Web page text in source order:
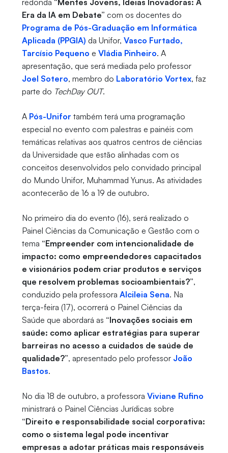
redonda “Mentes Jovens, Ideias Inovadoras: A
Era da IA em Debate” com os docentes do
Programa de Pós-Graduação em Informática
Aplicada (PPGIA) da Unifor, Vasco Furtado,
Tarcísio Pequeno e Vládia Pinheiro. A
apresentação, que será mediada pelo professor
Joel Sotero, membro do Laboratório Vortex, faz
parte do TechDay OUT.
A Pós-Unifor também terá uma programação
especial no evento com palestras e painéis com
temáticas relativas aos quatros centros de ciências
da Universidade que estão alinhadas com os
conceitos desenvolvidos pelo convidado principal
do Mundo Unifor, Muhammad Yunus. As atividades
acontecerão de 16 a 19 de outubro.
No primeiro dia do evento (16), será realizado o
Painel Ciências da Comunicação e Gestão com o
tema “Empreender com intencionalidade de
impacto: como empreendedores capacitados
e visionários podem criar produtos e serviços
que resolvem problemas socioambientais?”,
conduzido pela professora Alcileia Sena. Na
terça-feira (17), ocorrerá o Painel Ciências da
Saúde que abordará as “Inovações sociais em
saúde: como aplicar estratégias para superar
barreiras no acesso a cuidados de saúde de
qualidade?”, apresentado pelo professor João
Bastos.
No dia 18 de outubro, a professora Viviane Rufino
ministrará o Painel Ciências Jurídicas sobre
“Direito e responsabilidade social corporativa:
como o sistema legal pode incentivar
empresas a adotar práticas mais responsáveis